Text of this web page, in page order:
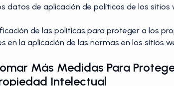
datos de aplicación de políticas de los
de las políticas para proteger a los
en la aplicación de las normas en los sitios
Más Medidas Para
Intelectual